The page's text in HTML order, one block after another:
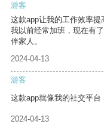
游客
这款app让我的工作效率提
我以前经常加班，现在有
伴家人。
2024-04-13
游客
这款app就像我的社交平台
2024-04-13